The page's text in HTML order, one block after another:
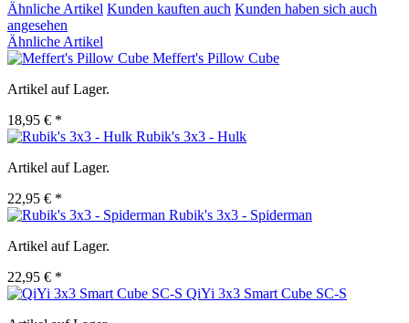
Ähnliche Artikel Kunden kauften auch Kunden haben sich auch
angesehen
Ähnliche Artikel
Meffert's Pillow Cube
Artikel auf Lager.
18,95 € *
Rubik's 3x3 - Hulk
Artikel auf Lager.
22,95 € *
Rubik's 3x3 - Spiderman
Artikel auf Lager.
22,95 € *
QiYi 3x3 Smart Cube SC-S